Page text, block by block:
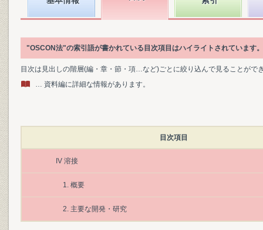
"OSCON法"の索引語が書かれている目次項目はハイライトされています。
目次は見出しの階層(編・章・節・項…など)ごとに絞り込んで見ることがで
… 資料編に詳細な情報があります。
目次項目
IV 溶接
1. 概要
2. 主要な開発・研究